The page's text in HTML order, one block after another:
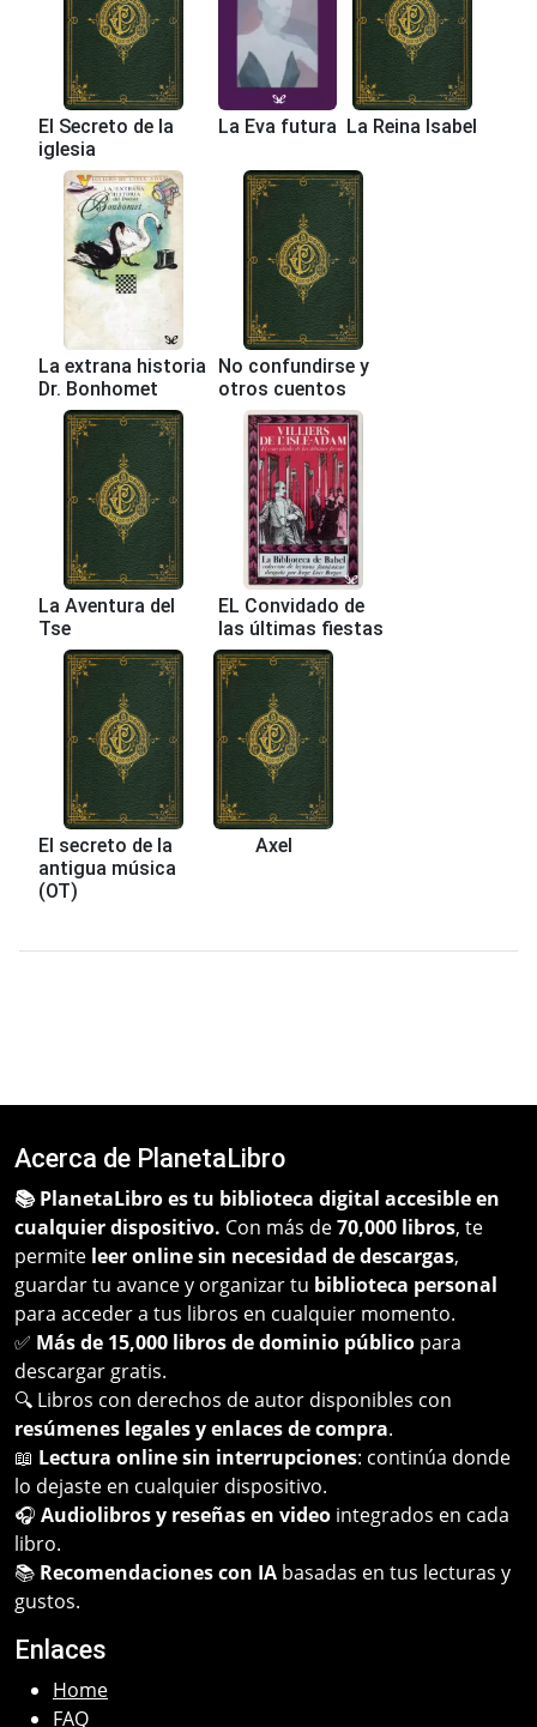
El Secreto de la
iglesia
La Eva futura La Reina Isabel
La extrana historia
Dr. Bonhomet
No confundirse y
otros cuentos
La Aventura del
Tse
EL Convidado de
las últimas fiestas
El secreto de la
antigua música
(OT)
Axel
Acerca de PlanetaLibro
📚 PlanetaLibro es tu biblioteca digital accesible en
cualquier dispositivo. Con más de70,000 libros, te
permite leer online sin necesidad de descargas,
guardar tu avance y organizar tu biblioteca personal
para acceder a tus libros en cualquier momento.
✅ Más de 15,000 libros de dominio público para
descargar gratis.
🔍 Libros con derechos de autor disponibles con
resúmenes legales y enlaces de compra.
📖 Lectura online sin interrupciones: continúa donde
lo dejaste en cualquier dispositivo.
🎧 Audiolibros y reseñas en video integrados en cada
libro.
📚 Recomendaciones con IA basadas en tus lecturas y
gustos.
Enlaces
Home
FAQ